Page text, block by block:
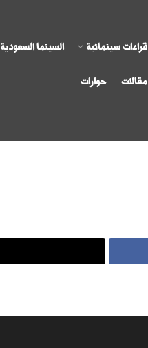
قراءات سينمائية السينما السعودية
مقالات حوارات